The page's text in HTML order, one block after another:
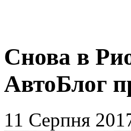
Снова в
АвтоБлог
11 Серпня